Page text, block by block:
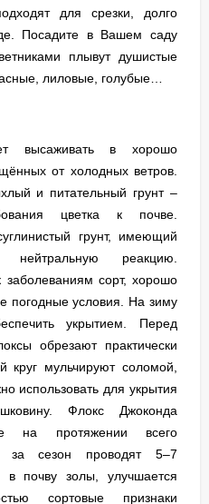
для срезки, долго
Посадите в Вашем саду
плывут душистые
лиловые, голубые…
высаживать в хорошо
от холодных ветров.
и питательный грунт –
цветка к почве.
грунт, имеющий
реакцию.
заболеваниям сорт, хорошо
погодные условия. На зиму
укрытием. Перед
обрезают практически
круг мульчируют соломой,
использовать для укрытия
Флокс Джоконда
на протяжении всего
за сезон проводят 5–7
в почву золы, улучшается
сортовые признаки